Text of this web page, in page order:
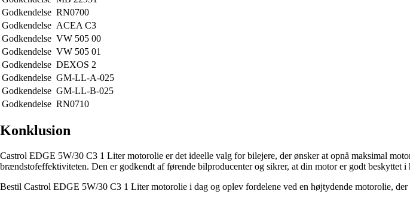
Godkendelse RN0700
Godkendelse ACEA C3
Godkendelse VW 505 00
Godkendelse VW 505 01
Godkendelse DEXOS 2
Godkendelse GM-LL-A-025
Godkendelse GM-LL-B-025
Godkendelse RN0710
Konklusion
Castrol EDGE 5W/30 C3 1 Liter motorolie er det ideelle valg for bilejere, der ønsker at opnå maksimal
brændstofeffektiviteten. Den er godkendt af førende bilproducenter og sikrer, at din motor er godt beskyttet i
Bestil Castrol EDGE 5W/30 C3 1 Liter motorolie i dag og oplev fordelene ved en højtydende motorolie,